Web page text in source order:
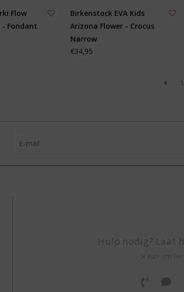
Flow
- Fondant
Birkenstock EVA Kids
Arizona Flower - Crocus
Narrow
€34,95
1
Hulp nodig? Laat
Je kunt ons